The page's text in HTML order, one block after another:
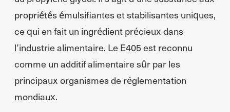
propriétés émulsifiantes et stabilisantes uniques,
ce qui en fait un ingrédient précieux dans
l’industrie alimentaire. Le E405 est reconnu
comme un additif alimentaire sûr par les
principaux organismes de réglementation
mondiaux.